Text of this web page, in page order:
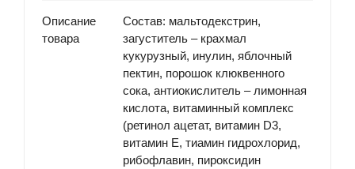
Описание
товара
Состав: мальтодекстрин,
загуститель – крахмал
кукурузный, инулин, яблочный
пектин, порошок клюквенного
сока, антиокислитель – лимонная
кислота, витаминный комплекс
(ретинол ацетат, витамин D3,
витамин Е, тиамин гидрохлорид,
рибофлавин, пироксидин